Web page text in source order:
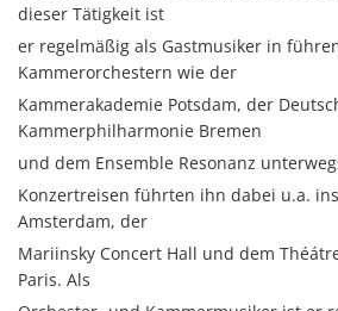
dieser Tätigkeit ist
er regelmäßig als Gastmusiker in
Kammerorchestern wie der
Kammerakademie Potsdam, der
Kammerphilharmonie Bremen
und dem Ensemble Resonanz
Konzertreisen führten ihn dabei u.a.
Amsterdam, der
Mariinsky Concert Hall und dem
Paris. Als